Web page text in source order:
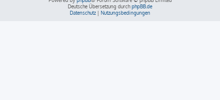
Deutsche Übersetzung durch phpBB.de
Datenschutz | Nutzungsbedingungen